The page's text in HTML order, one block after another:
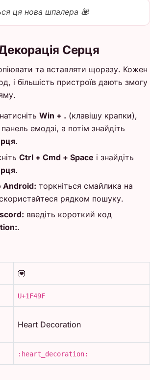
ця нова шпалера 💟
Серця
та вставляти щоразу. Кожен
і більшість пристроїв дають змогу
натисніть Win + . (клавішу крапки),
емодзі, а потім знайдіть
.
Ctrl + Cmd + Space і знайдіть
.
Android: торкніться смайлика на
скористайтеся рядком пошуку.
введіть короткий код
.
💟
U+1F49F
Heart Decoration
:heart_decoration: